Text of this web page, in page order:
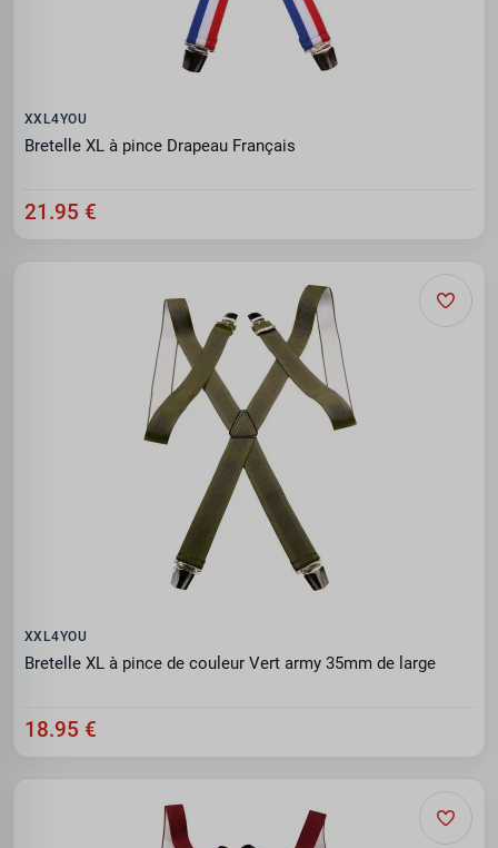
XXL4YOU
Bretelle XL à pince Drapeau Français
21.95 €
XXL4YOU
Bretelle XL à pince de couleur Vert army 35mm de large
18.95 €